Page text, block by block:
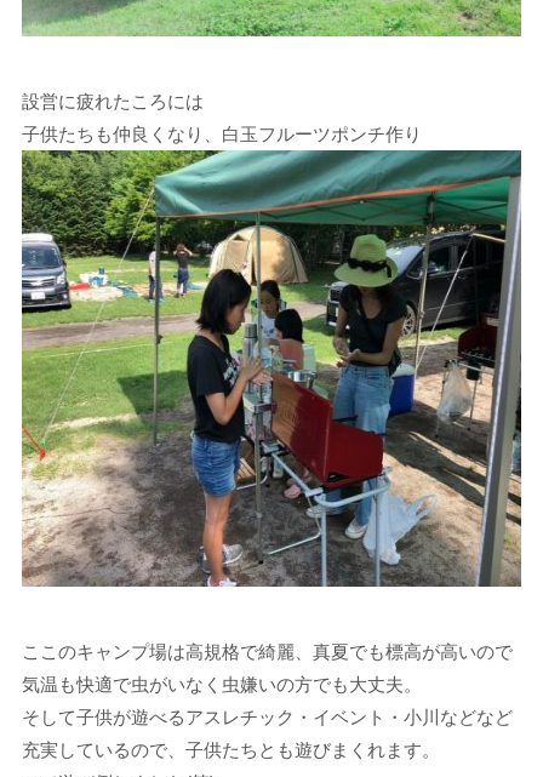
設営に疲れたころには
子供たちも仲良くなり、白玉フルーツポンチ作り
ここのキャンプ場は高規格で綺麗、真夏でも標高が高いので
気温も快適で虫がいなく虫嫌いの方でも大丈夫。
そして子供が遊べるアスレチック・イベント・小川などなど
充実しているので、子供たちとも遊びまくれます。